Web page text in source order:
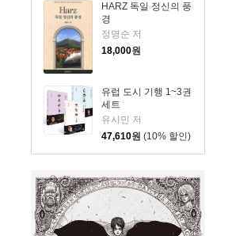
HARZ 독일 정신의 풍
경
정명순 저
18,000원
유럽 도시 기행 1~3권
세트
유시민 저
47,610원 (10% 할인)